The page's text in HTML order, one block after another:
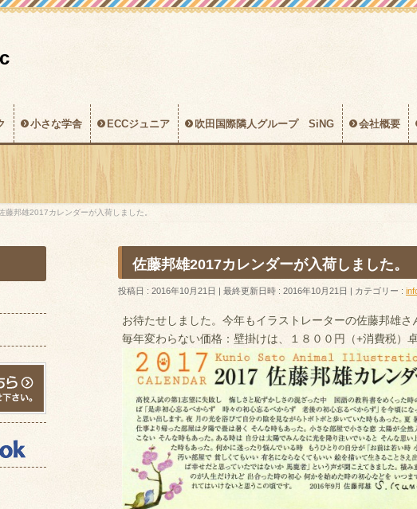
小さな学舎 ECCジュニア 吹田国際隣人グループ SiNG 会社概要
藤邦雄2017カレンダーが入荷しました。
佐藤邦雄2017カレンダーが入荷しました。
投稿日 : 2016年10月21日 最終更新日時 : 2016年10月21日 カテゴリー :
お待たせしました。今年もイラストレーターの佐藤邦雄さ
毎年変わらない価格：壁掛けは、１８００円（+消費税）